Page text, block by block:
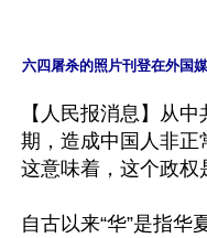
【人民报消息】从
期，造成中国人非正
这意味着，这个政权
自古以来“华”是指华